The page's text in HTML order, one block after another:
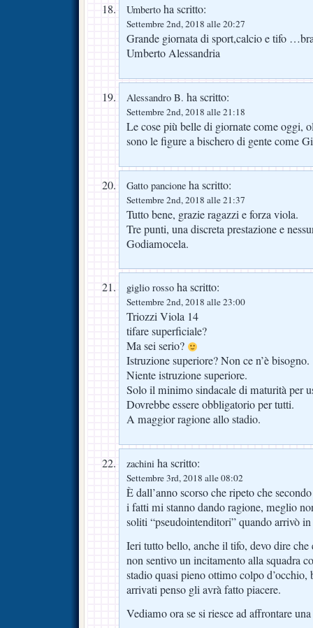
Umberto ha scritto:
Settembre 2nd, 2018 alle 20:27
Grande giornata di sport,calcio e tifo
Umberto Alessandria
Alessandro B. ha scritto:
Settembre 2nd, 2018 alle 21:18
Le cose più belle di giornate come oggi,
sono le figure a bischero di gente come
Gatto pancione ha scritto:
Settembre 2nd, 2018 alle 21:37
Tutto bene, grazie ragazzi e forza viola.
Tre punti, una discreta prestazione e
Godiamocela.
giglio rosso ha scritto:
Settembre 2nd, 2018 alle 23:00
Triozzi Viola 14
tifare superficiale?
Ma sei serio?
Istruzione superiore? Non ce n’è bisogno.
Niente istruzione superiore.
Solo il minimo sindacale di maturità per
Dovrebbe essere obbligatorio per tutti.
A maggior ragione allo stadio.
zachini ha scritto:
Settembre 3rd, 2018 alle 08:02
È dall’anno scorso che ripeto che
i fatti mi stanno dando ragione, meglio
soliti “pseudointenditori” quando arrivò
Ieri tutto bello, anche il tifo, devo dire che
non sentivo un incitamento alla squadra
stadio quasi pieno ottimo colpo d’occhio,
arrivati penso gli avrà fatto piacere.
Vediamo ora se si riesce ad affrontare